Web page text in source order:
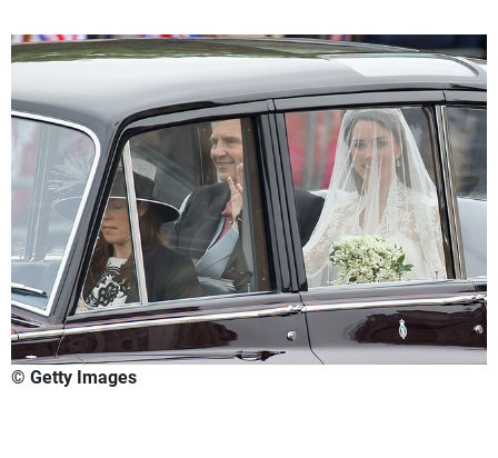
© Getty Images